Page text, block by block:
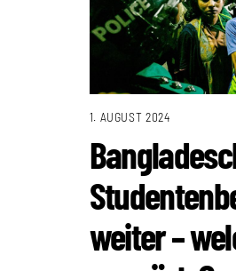
1. AUGUST 2024
weiter –